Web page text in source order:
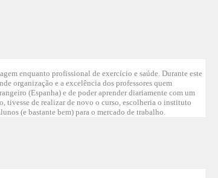
enquanto profissional de exercício e saúde. Durante este
organização e a excelência dos professores quem
(Espanha) e de poder aprender diariamente com um
tivesse de realizar de novo o curso, escolheria o instituto
(e bastante bem) para o mercado de trabalho.